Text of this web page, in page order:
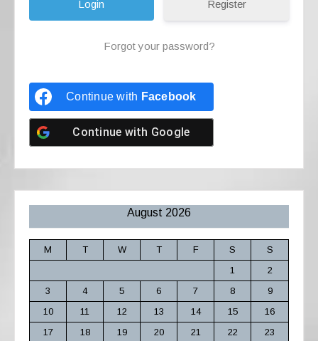
Register
Forgot your password?
Continue with Facebook
Continue with Google
August 2026
M T W T F S
S
1
2
3
4 5 6 7 8
9
10
11 12 13 14 15
16
17
18 19 20 21 22
23